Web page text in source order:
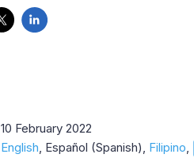
10 February 2022
English Español (Spanish) Filipino